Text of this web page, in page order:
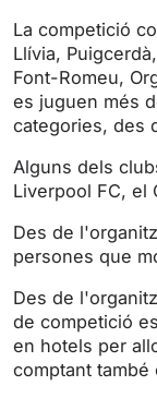
La competició
Llívia,
Font-Romeu,
es juguen més
categories, des
Alguns dels
Liverpool FC, el
Des de
persones que
Des de
de competició
en hotels per
comptant també